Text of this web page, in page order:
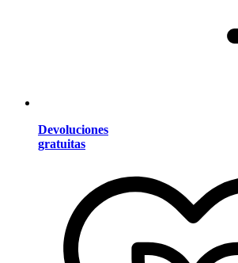
Devoluciones
gratuitas